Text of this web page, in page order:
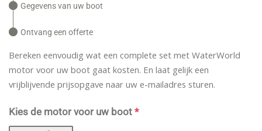
Gegevens van uw boot
Ontvang een offerte
Bereken eenvoudig wat een complete set met WaterWorld
motor voor uw boot gaat kosten. En laat gelijk een
vrijblijvende prijsopgave naar uw e-mailadres sturen.
Kies de motor voor uw boot *